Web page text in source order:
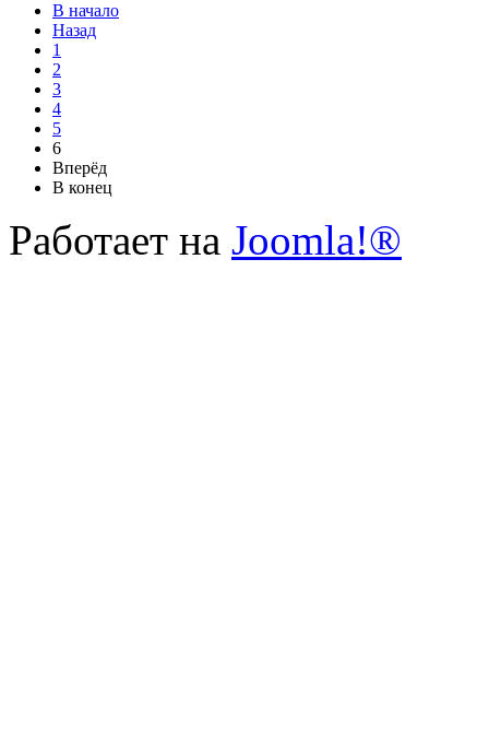
В начало
Назад
1
2
3
4
5
6
Вперёд
В конец
Работает на Joomla!®